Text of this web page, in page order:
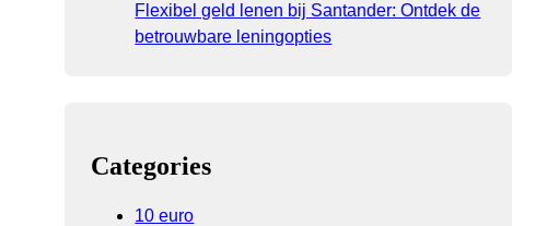
Flexibel geld lenen bij Santander: Ontdek de
betrouwbare leningopties
Categories
10 euro